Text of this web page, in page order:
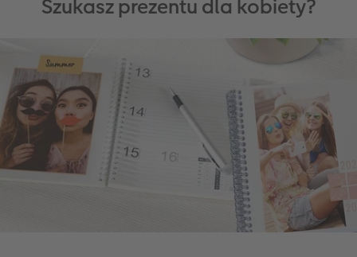
Szukasz prezentu dla kobiety?